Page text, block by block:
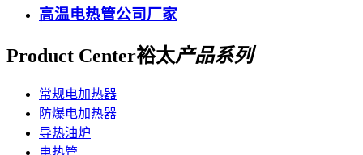
高温电热管公司厂家
Product Center裕太产品系列
常规电加热器
防爆电加热器
导热油炉